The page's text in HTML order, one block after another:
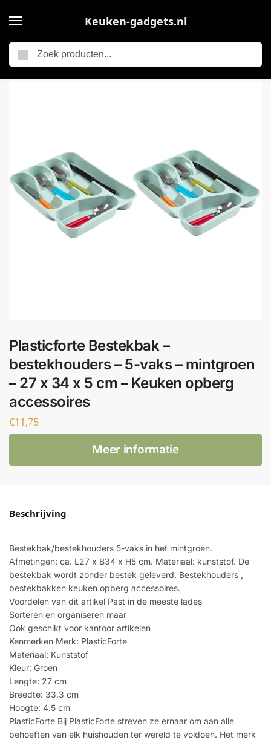
Keuken-gadgets.nl
Plasticforte Bestekbak – bestekhouders – 5-vaks – mintgroen – 27 x 34 x 5 cm – Keuken opberg accessoires
Plasticforte Bestekbak –
bestekhouders – 5-vaks – mintgroen
– 27 x 34 x 5 cm – Keuken opberg
accessoires
€11,75
Meer informatie
Beschrijving
Bestekbak/bestekhouders 5-vaks in het mintgroen.
Afmetingen: ca. L27 x B34 x H5 cm. Materiaal: kunststof. De
bestekbak wordt zonder bestek geleverd. Bestekhouders ,
bestekbakken keuken opberg accessoires.
Voordelen van dit artikel Past in de meeste lades
Sorteren en organiseren maar
Ook geschikt voor kantoor artikelen
Kenmerken Merk: PlasticForte
Materiaal: Kunststof
Kleur: Groen
Lengte: 27 cm
Breedte: 33.3 cm
Hoogte: 4.5 cm
PlasticForte Bij PlasticForte streven ze ernaar om aan alle
behoeften van elk huishouden ter wereld te voldoen. Het merk